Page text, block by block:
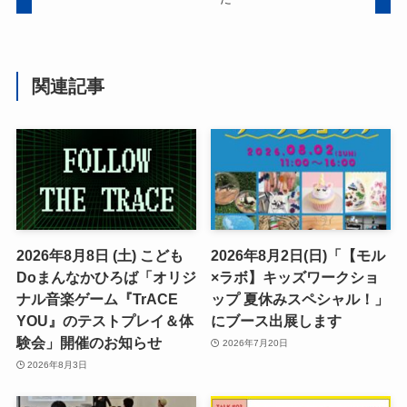
関連記事
2026年8月8日 (土) こども
Doまんなかひろば「オリジ
ナル音楽ゲーム『TrACE
YOU』のテストプレイ＆体
験会」開催のお知らせ
2026年8月3日
2026年8月2日(日)「【モル
×ラボ】キッズワークショ
ップ 夏休みスペシャル！」
にブース出展します
2026年7月20日